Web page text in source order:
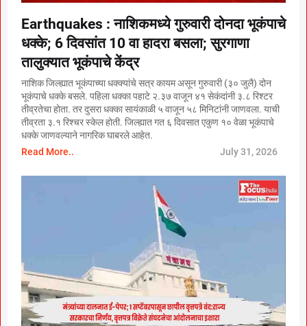
Earthquakes : नाशिकमध्ये गुरुवारी दोनदा भूकंपाचे
धक्के; 6 दिवसांत 10 वा हादरा बसला; सुरगाणा
तालुक्यात भूकंपाचे केंद्र
नाशिक जिल्ह्यात भूकंपाच्या धक्क्यांचे सत्र कायम असून गुरुवारी (३० जुलै) दोन
भूकंपाचे धक्के बसले. पहिला धक्का पहाटे २.३७ वाजून ४१ सेकंदांनी ३.८ रिश्टर
तीव्रतेचा होता. तर दुसरा धक्का सायंकाळी ५ वाजून ५८ मिनिटांनी जाणवला. याची
तीव्रता ३.१ रिश्चर स्केल होती. जिल्ह्यात गत ६ दिवसात एकुण १० वेळा भूकंपाचे
धक्के जाणवल्याने नागरिक घाबरले आहेत.
Read More..
July 31, 2026